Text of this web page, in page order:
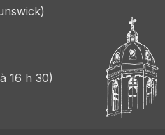
16 h 30)